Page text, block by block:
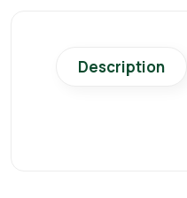
Description